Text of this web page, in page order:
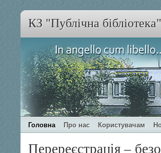
КЗ "Публічна
Головна Про нас Користувачам
Перереєстрація –